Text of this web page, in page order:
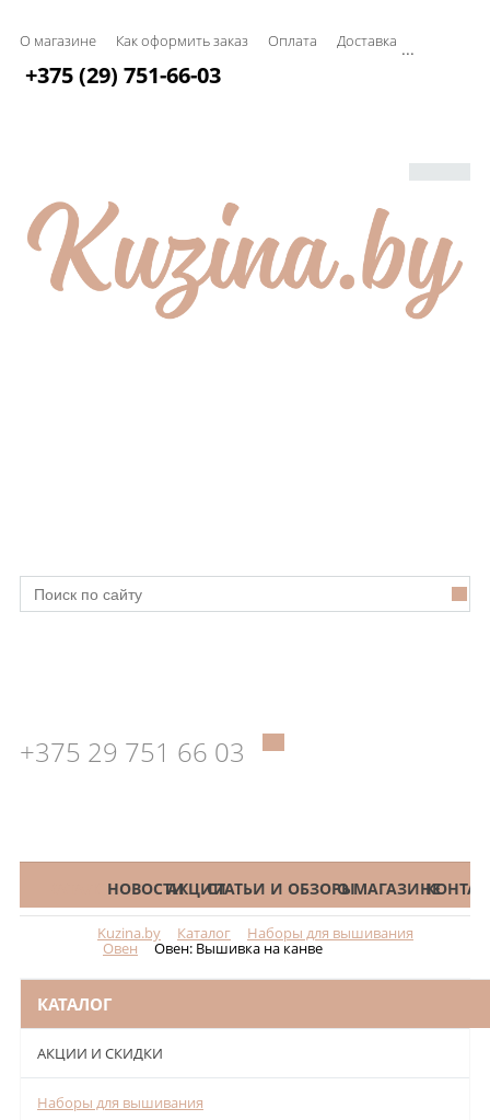
О магазине Как оформить заказ Оплата Доставка ...
+375 (29) 751-66-03
+375 29 751 66 03
КАТАЛОГНОВОСТИАКЦИИСТАТЬИ И ОБЗОРЫО МАГАЗИНЕ
Kuzina.by Каталог Наборы для вышивания
Овен Овен: Вышивка на канве
КАТАЛОГ
АКЦИИ И СКИДКИ
Наборы для вышивания